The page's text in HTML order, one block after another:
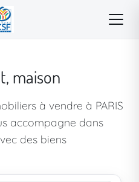
maison
à vendre à PARIS
accompagne dans
des biens